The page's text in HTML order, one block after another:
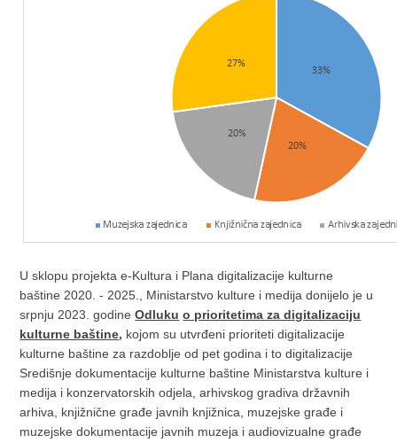
U sklopu projekta e-Kultura i Plana digitalizacije kulturne
baštine 2020. - 2025., Ministarstvo kulture i medija donijelo je u
srpnju 2023. godineOdluku o prioritetima za digitalizaciju
kulturne baštine, kojom su utvrđeni prioriteti digitalizacije
kulturne baštine za razdoblje od pet godina i to digitalizacije
Središnje dokumentacije kulturne baštine Ministarstva kulture i
medija i konzervatorskih odjela, arhivskog gradiva državnih
arhiva, knjižnične građe javnih knjižnica, muzejske građe i
muzejske dokumentacije javnih muzeja i audiovizualne građe